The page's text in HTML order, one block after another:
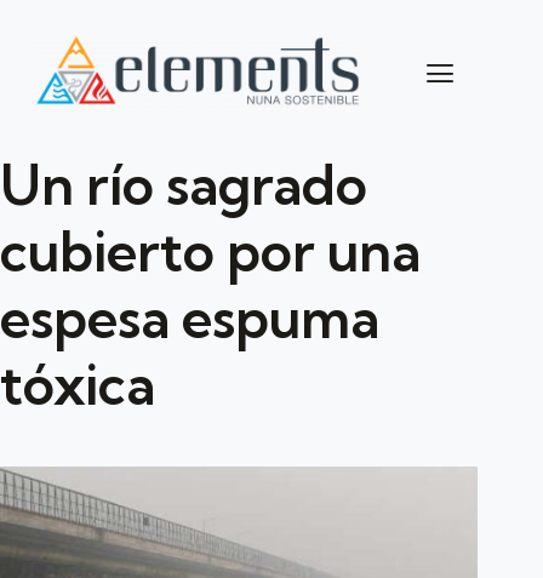
Un río sagrado
cubierto por una
espesa espuma
tóxica